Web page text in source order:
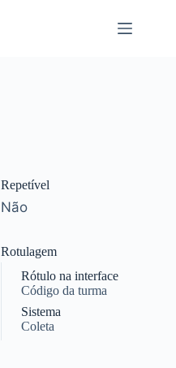
Repetível
Não
Rotulagem
Rótulo na interface
Código da turma
Sistema
Coleta